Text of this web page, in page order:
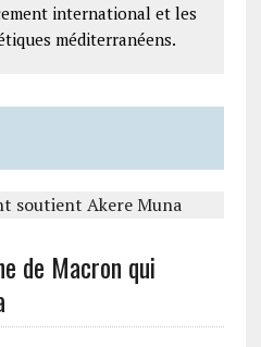
international et les
méditerranéens.
de Macron qui